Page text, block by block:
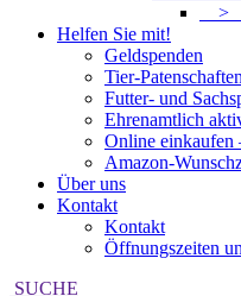
>
Helfen Sie mit!
Geldspenden
Tier-Patenschaften
Futter- und
Ehrenamtlich
Online einkaufen
Amazon-
Über uns
Kontakt
Kontakt
Öffnungszeiten
Search:
SUCHE